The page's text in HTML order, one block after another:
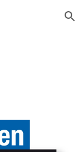
Skip to navigation